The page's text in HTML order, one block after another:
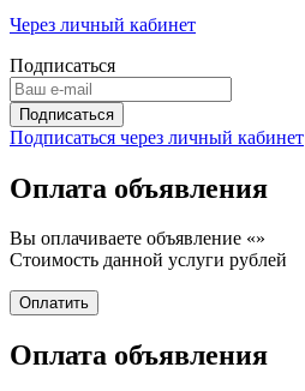
Через личный кабинет
Подписаться
Подписаться через личный кабинет
Оплата объявления
Вы оплачиваете объявление «»
Стоимость данной услуги рублей
Оплата объявления